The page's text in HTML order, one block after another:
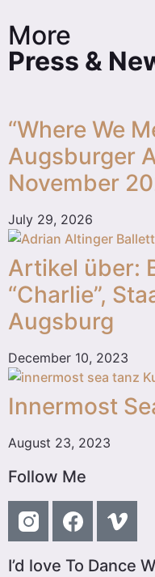
More
Press &
“Where We
Augsburger
November
July 29, 2026
Artikel über:
“Charlie”,
Augsburg
December 10, 2023
Innermost
August 23, 2023
I’d love To Dance
Follow Me